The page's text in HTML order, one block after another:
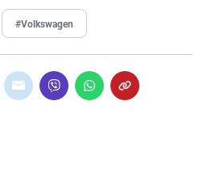
#Volkswagen